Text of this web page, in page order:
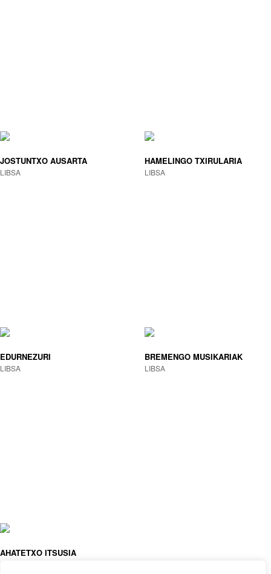
JOSTUNTXO AUSARTA
LIBSA
HAMELINGO TXIRULARIA
LIBSA
EDURNEZURI
LIBSA
BREMENGO MUSIKARIAK
LIBSA
AHATETXO ITSUSIA